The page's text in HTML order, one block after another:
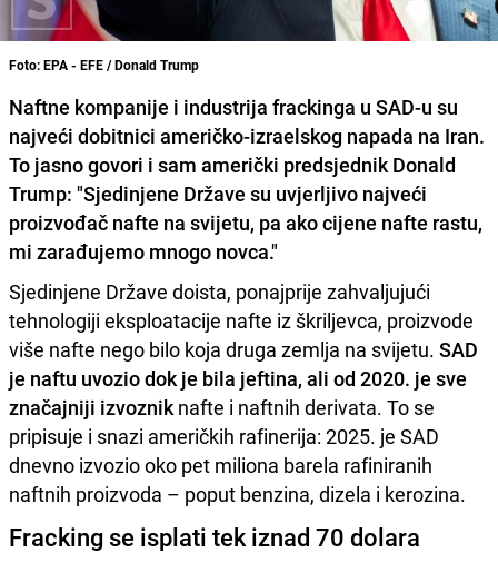
Foto: EPA - EFE / Donald Trump
Naftne kompanije i industrija frackinga u SAD-u su
najveći dobitnici američko-izraelskog napada na Iran.
To jasno govori i sam američki predsjednik Donald
Trump: "Sjedinjene Države su uvjerljivo najveći
proizvođač nafte na svijetu, pa ako cijene nafte rastu,
mi zarađujemo mnogo novca."
Sjedinjene Države doista, ponajprije zahvaljujući
tehnologiji eksploatacije nafte iz škriljevca, proizvode
više nafte nego bilo koja druga zemlja na svijetu. SAD
je naftu uvozio dok je bila jeftina, ali od 2020. je sve
značajniji izvoznik nafte i naftnih derivata. To se
pripisuje i snazi američkih rafinerija: 2025. je SAD
dnevno izvozio oko pet miliona barela rafiniranih
naftnih proizvoda – poput benzina, dizela i kerozina.
Fracking se isplati tek iznad 70 dolara